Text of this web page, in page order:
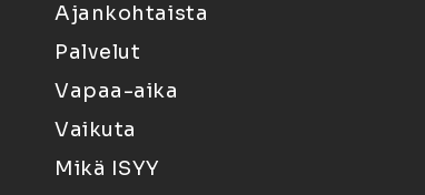
Ajankohtaista
Palvelut
Vapaa-aika
Vaikuta
Mikä ISYY